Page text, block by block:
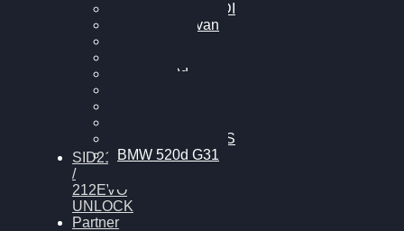
VW Passat 2.0TDI
VW T6 Multivan
BMW 120d
VW Passat 110PS
BMW 520d G31
SID212
/
212EVO
UNLOCK
Partner